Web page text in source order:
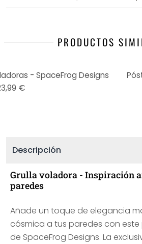
PRODUCTOS
- SpaceFrog Designs
€
Descripción
Grulla voladora - Inspiración
paredes
Añade un toque de elegancia
cósmica a tus paredes con
de SpaceFrog Designs. La